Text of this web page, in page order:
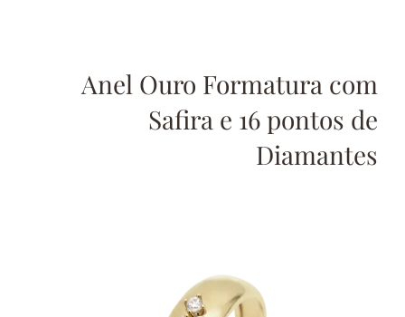
Anel Ouro Formatura com
Safira e 16 pontos de
Diamantes